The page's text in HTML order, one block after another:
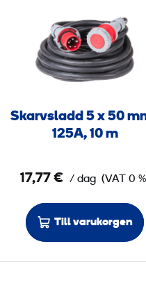
a
r
v
a
5
x
5
Skarvsladd 5 x 50
125A, 10 m
17,77 € / dag (VAT 0
Till varukorgen